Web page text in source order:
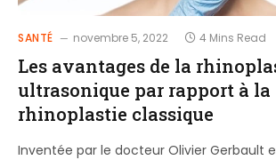
SANTÉ novembre 5, 2022 4 Mins Read
Les avantages de la
ultrasonique par rapport à la
rhinoplastie classique
Inventée par le docteur Olivier Gerbault